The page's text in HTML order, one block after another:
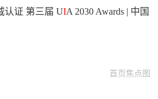
认证 第三届 UIA 2030 Awards | 中国
首页焦点图